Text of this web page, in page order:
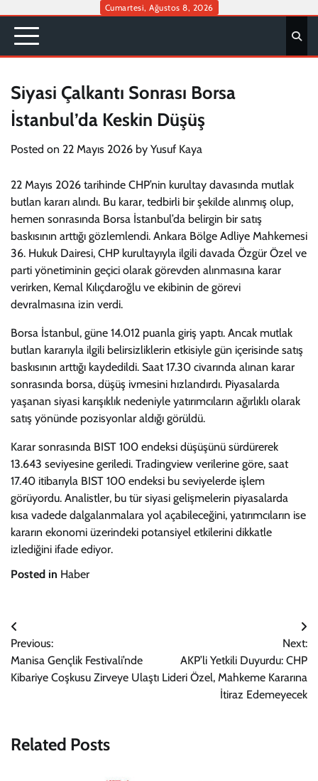
content
Cumartesi, Ağustos 8, 2026
Siyasi Çalkantı Sonrası Borsa
İstanbul’da Keskin Düşüş
Posted on 22 Mayıs 2026 by Yusuf Kaya
22 Mayıs 2026 tarihinde CHP’nin kurultay davasında mutlak
butlan kararı alındı. Bu karar, tedbirli bir şekilde alınmış olup,
hemen sonrasında Borsa İstanbul’da belirgin bir satış
baskısının arttığı gözlemlendi. Ankara Bölge Adliye Mahkemesi
36. Hukuk Dairesi, CHP kurultayıyla ilgili davada Özgür Özel ve
parti yönetiminin geçici olarak görevden alınmasına karar
verirken, Kemal Kılıçdaroğlu ve ekibinin de görevi
devralmasına izin verdi.
Borsa İstanbul, güne 14.012 puanla giriş yaptı. Ancak mutlak
butlan kararıyla ilgili belirsizliklerin etkisiyle gün içerisinde satış
baskısının arttığı kaydedildi. Saat 17.30 civarında alınan karar
sonrasında borsa, düşüş ivmesini hızlandırdı. Piyasalarda
yaşanan siyasi karışıklık nedeniyle yatırımcıların ağırlıklı olarak
satış yönünde pozisyonlar aldığı görüldü.
Karar sonrasında BIST 100 endeksi düşüşünü sürdürerek
13.643 seviyesine geriledi. Tradingview verilerine göre, saat
17.40 itibarıyla BIST 100 endeksi bu seviyelerde işlem
görüyordu. Analistler, bu tür siyasi gelişmelerin piyasalarda
kısa vadede dalgalanmalara yol açabileceğini, yatırımcıların ise
kararın ekonomi üzerindeki potansiyel etkilerini dikkatle
izlediğini ifade ediyor.
Posted in Haber
Yazı
gezinmesi
Previous:
Manisa Gençlik Festivali’nde
Kibariye Coşkusu Zirveye Ulaştı
Next:
AKP’li Yetkili Duyurdu: CHP
Lideri Özel, Mahkeme Kararına
İtiraz Edemeyecek
Related Posts